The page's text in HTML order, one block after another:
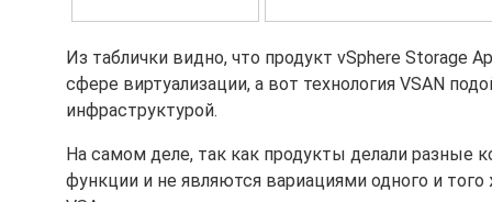
Из таблички видно, что продукт vSphere Storage
сфере виртуализации, а вот технология VSAN
инфраструктурой.
На самом деле, так как продукты делали разные
функции и не являются вариациями одного и